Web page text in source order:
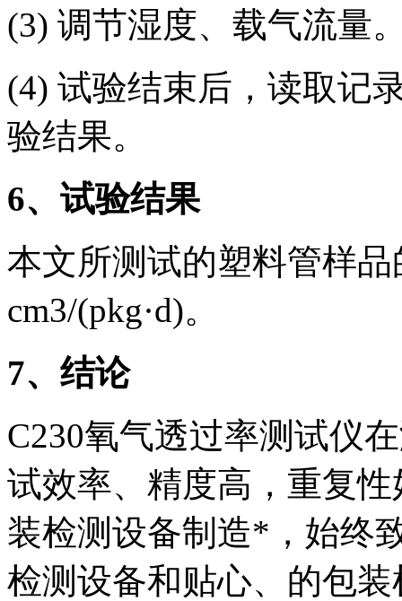
(3) 调节湿度、载气流量
(4) 试验结束后，读取记
验结果。
6、试验结果
本文所测试的塑料管样
cm3/(pkg·d)。
7、结论
C230氧气透过率测试仪
试效率、精度高，重复
装检测设备制造*，始终
检测设备和贴心、的包